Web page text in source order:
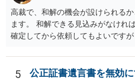
高裁で、和解の機会が設けられる
ます。 和解できる見込みがなけれ
確定してから依頼してもよいです
5
公正証書遺言書を無効